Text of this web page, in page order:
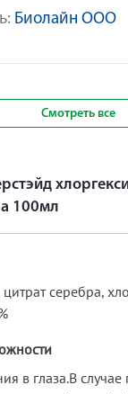
Биолайн ООО
Смотреть все
100мл
серебра,
в глаза.В